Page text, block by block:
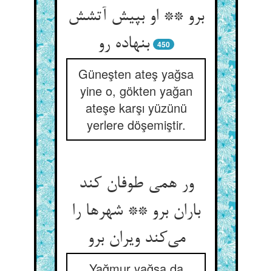
برو ** او بپیش آتشش
بنهاده رو
450
Güneşten ateş yağsa
yine o, gökten yağan
ateşe karşı yüzünü
yerlere döşemiştir.
ور همی طوفان کند
باران برو ** شهرها را
می‌کند ویران برو